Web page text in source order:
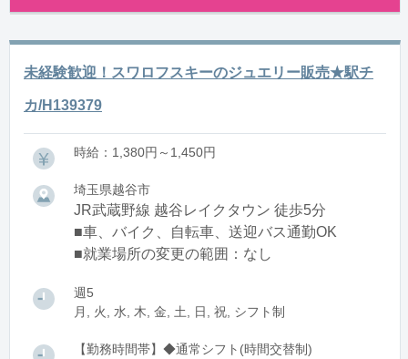
未経験歓迎！スワロフスキーのジュエリー販売★駅チ
カ/H139379
時給：1,380円～1,450円
埼玉県越谷市
JR武蔵野線 越谷レイクタウン 徒歩5分
■車、バイク、自転車、送迎バス通勤OK
■就業場所の変更の範囲：なし
週5
月, 火, 水, 木, 金, 土, 日, 祝, シフト制
【勤務時間帯】◆通常シフト(時間交替制)